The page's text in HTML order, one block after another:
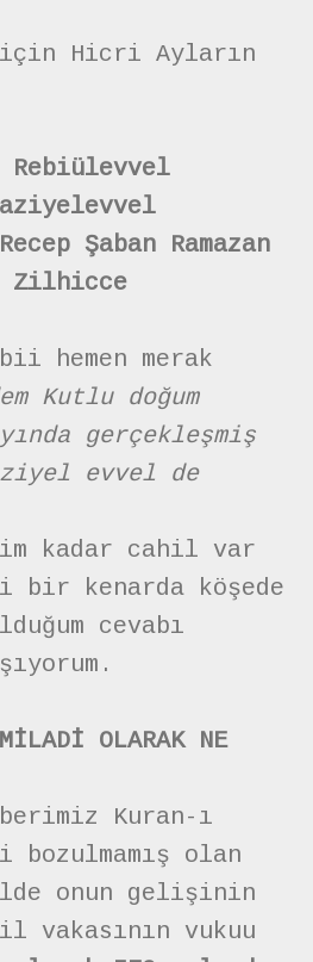
için Hicri Ayların
Rebiülevvel
Şaban Ramazan
Zilhicce
hemen merak
Kutlu doğum
gerçekleşmiş
evvel de
kadar cahil var
bir kenarda köşede
cevabı
OLARAK NE
Kuran-ı
bozulmamış olan
onun gelişinin
vakasının vukuu